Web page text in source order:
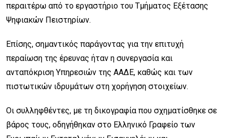
περαιτέρω από το εργαστήριο του Τμήματος Εξέτασης
Ψηφιακών Πειστηρίων.
Επίσης, σημαντικός παράγοντας για την επιτυχή
περαίωση της έρευνας ήταν η συνεργασία και
ανταπόκριση Υπηρεσιών της ΑΑΔΕ, καθώς και των
πιστωτικών ιδρυμάτων στη χορήγηση στοιχείων.
Οι συλληφθέντες, με τη δικογραφία που σχηματίσθηκε σε
βάρος τους, οδηγήθηκαν στο Ελληνικό Γραφείο των